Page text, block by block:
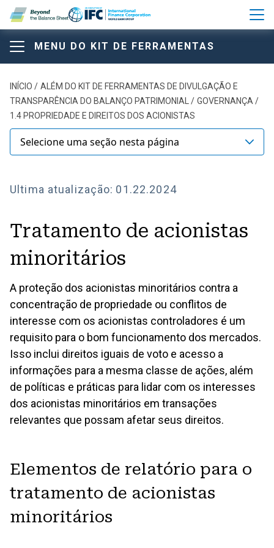
Pular para o conteúdo principal
MENU DO KIT DE FERRAMENTAS
Kit de ferramentas além
Beyond the Balance Sheet
Kit de ferramentas além
do balanço patrimonial
divulgação
Modelo de estrutura do relatório anual
Orientação para relatórios
GOVERNANÇA
Corporate Governance
1 Governança
1.1 Liderança, cultura e compromisso com a
Trilha de navegação
INÍCIO
ALÉM DO KIT DE FERRAMENTAS DE DIVULGAÇÃO E
TRANSPARÊNCIA DO BALANÇO PATRIMONIAL
GOVERNANÇA
1.4 PROPRIEDADE E DIREITOS DOS ACIONISTAS
Selecione uma seção nesta página
Ultima atualização: 01.22.2024
Tratamento de acionistas
minoritários
A proteção dos acionistas minoritários contra a
concentração de propriedade ou conflitos de
interesse com os acionistas controladores é um
requisito para o bom funcionamento dos mercados.
Isso inclui direitos iguais de voto e acesso a
informações para a mesma classe de ações, além
de políticas e práticas para lidar com os interesses
dos acionistas minoritários em transações
relevantes que possam afetar seus direitos.
Elementos de relatório para o
tratamento de acionistas
minoritários